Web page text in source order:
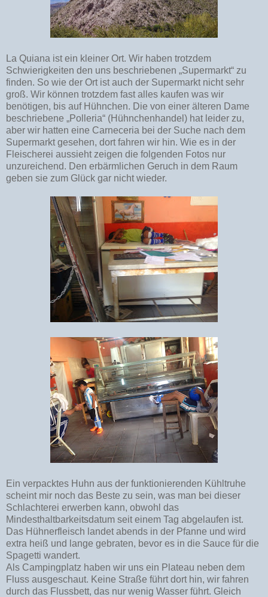
La Quiana ist ein kleiner Ort. Wir haben trotzdem
Schwierigkeiten den uns beschriebenen „Supermarkt“ zu
finden. So wie der Ort ist auch der Supermarkt nicht sehr
groß. Wir können trotzdem fast alles kaufen was wir
benötigen, bis auf Hühnchen. Die von einer älteren Dame
beschriebene „Polleria“ (Hühnchenhandel) hat leider zu,
aber wir hatten eine Carneceria bei der Suche nach dem
Supermarkt gesehen, dort fahren wir hin. Wie es in der
Fleischerei aussieht zeigen die folgenden Fotos nur
unzureichend. Den erbärmlichen Geruch in dem Raum
geben sie zum Glück gar nicht wieder.
Ein verpacktes Huhn aus der funktionierenden Kühltruhe
scheint mir noch das Beste zu sein, was man bei dieser
Schlachterei erwerben kann, obwohl das
Mindesthaltbarkeitsdatum seit einem Tag abgelaufen ist.
Das Hühnerfleisch landet abends in der Pfanne und wird
extra heiß und lange gebraten, bevor es in die Sauce für die
Spagetti wandert.
Als Campingplatz haben wir uns ein Plateau neben dem
Fluss ausgeschaut. Keine Straße führt dort hin, wir fahren
durch das Flussbett, das nur wenig Wasser führt. Gleich